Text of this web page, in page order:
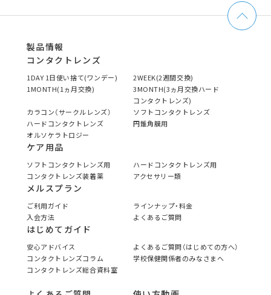
製品情報
コンタクトレンズ
1DAY 1日使い捨て(ワンデー)
2WEEK(2週間交換)
1MONTH(1ヵ月交換)
3MONTH(3ヵ月交換ハード
コンタクトレンズ)
カラコン（サークルレンズ）
ソフトコンタクトレンズ
ハードコンタクトレンズ
円錐角膜用
オルソケラトロジー
ケア用品
ソフトコンタクトレンズ用
ハードコンタクトレンズ用
コンタクトレンズ装着薬
アクセサリー類
メルスプラン
ご利用ガイド
ラインナップ・料金
入会方法
よくあるご質問
はじめてガイド
安心アドバイス
よくあるご質問（はじめての方へ）
コンタクトレンズコラム
学校保健関係者のみなさまへ
コンタクトレンズ総合資料室